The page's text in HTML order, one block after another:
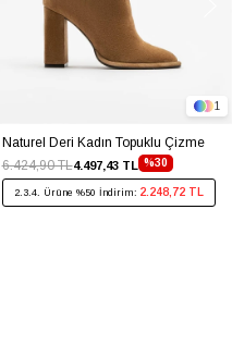
Naturel Deri Kadın Topuklu Çizme
%30
4.497,43 TL
6.424,90 TL
2.3.4. Ürüne %50 İndirim: 2.248,72 TL
1